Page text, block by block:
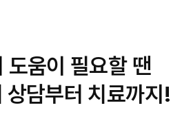
도움이 필요할 땐
담부터 치료까지!